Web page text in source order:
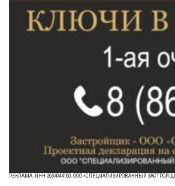
РЕКЛАМА. ИНН 2634044160. ООО «СПЕЦИАЛИЗИРОВАННЫЙ